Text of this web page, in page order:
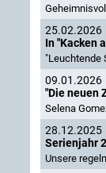
25.02.2026
In "Kacken
"Leuchtende
09.01.2026
"Die neuen
Selena
28.12.2025
Serienjahr
Unsere